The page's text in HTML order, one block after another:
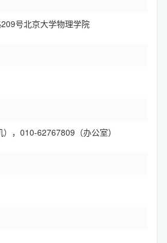
号北京大学物理学院
，010-62767809（办公室）